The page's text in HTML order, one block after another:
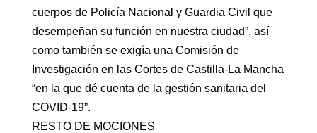
cuerpos de Policía Nacional y Guardia Civil que
desempeñan su función en nuestra ciudad”, así
como también se exigía una Comisión de
Investigación en las Cortes de Castilla-La Mancha
“en la que dé cuenta de la gestión sanitaria del
COVID-19”.
RESTO DE MOCIONES